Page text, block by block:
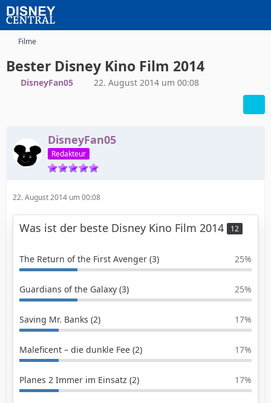
Filme
Bester Disney Kino Film 2014
DisneyFan05 22. August 2014 um 00:08
DisneyFan05
Redakteur
22. August 2014 um 00:08
Was ist der beste Disney Kino Film 2014 12
The Return of the First Avenger (3) 25%
Guardians of the Galaxy (3) 25%
Saving Mr. Banks (2) 17%
Maleficent – die dunkle Fee (2) 17%
Planes 2 Immer im Einsatz (2) 17%